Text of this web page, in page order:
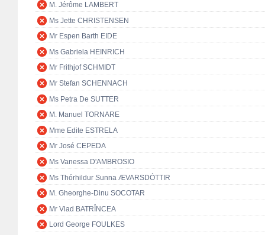
M. Jérôme LAMBERT
Ms Jette CHRISTENSEN
Mr Espen Barth EIDE
Ms Gabriela HEINRICH
Mr Frithjof SCHMIDT
Mr Stefan SCHENNACH
Ms Petra De SUTTER
M. Manuel TORNARE
Mme Edite ESTRELA
Mr José CEPEDA
Ms Vanessa D'AMBROSIO
Ms Thórhildur Sunna ÆVARSDÓTTIR
M. Gheorghe-Dinu SOCOTAR
Mr Vlad BATRÎNCEA
Lord George FOULKES